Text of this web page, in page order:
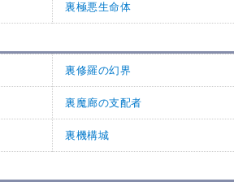
裏極悪生命体
裏修羅の幻界
裏魔廊の支配者
裏機構城